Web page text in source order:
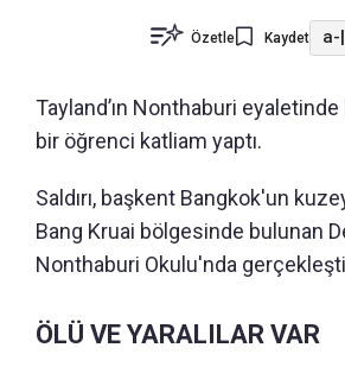
Özetle Kaydet a-
Tayland’ın Nonthaburi
bir öğrenci katliam yaptı.
Saldırı, başkent Bangkok'un
Bang Kruai bölgesinde bulunan
Nonthaburi Okulu'nda
ÖLÜ VE YARALILAR VAR